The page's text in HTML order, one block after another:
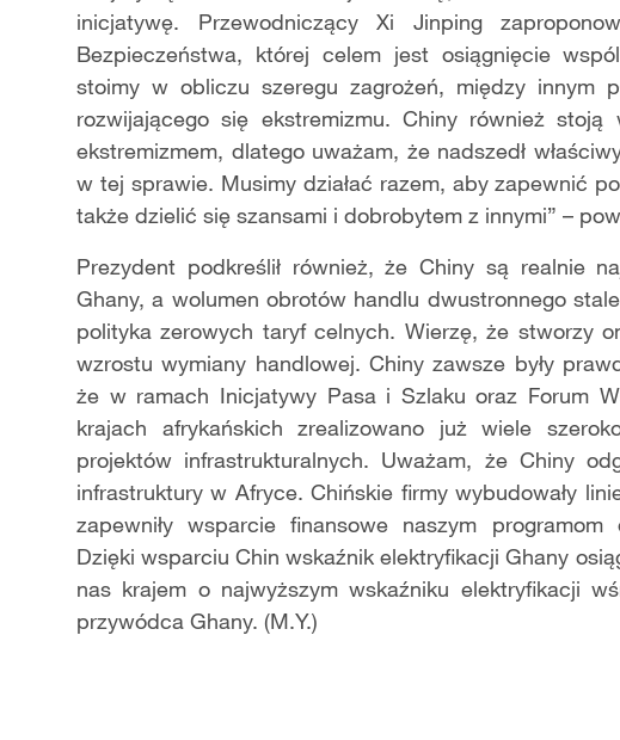
inicjatywę. Przewodniczący Xi Jinping
Bezpieczeństwa, której celem jest osiągnięcie
stoimy w obliczu szeregu zagrożeń, między innym
rozwijającego się ekstremizmu. Chiny również
ekstremizmem, dlatego uważam, że nadszedł
w tej sprawie. Musimy działać razem, aby zapewnić
także dzielić się szansami i dobrobytem z innymi” –
Prezydent podkreślił również, że Chiny są realnie
Ghany, a wolumen obrotów handlu dwustronnego
polityka zerowych taryf celnych. Wierzę, że stworzy
wzrostu wymiany handlowej. Chiny zawsze były
że w ramach Inicjatywy Pasa i Szlaku oraz Forum
krajach afrykańskich zrealizowano już wiele
projektów infrastrukturalnych. Uważam, że Chiny
infrastruktury w Afryce. Chińskie firmy wybudowały
zapewniły wsparcie finansowe naszym
Dzięki wsparciu Chin wskaźnik elektryfikacji Ghany
nas krajem o najwyższym wskaźniku elektryfikacji
przywódca Ghany. (M.Y.)